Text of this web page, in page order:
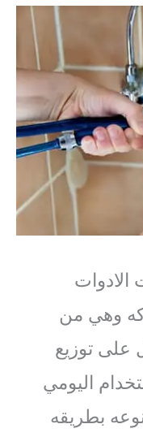
وهي من
على توزيع
اليومي
بطريقه